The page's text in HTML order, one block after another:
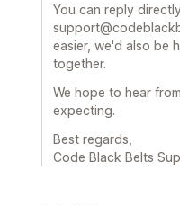
You can reply
easier, we'd also be
together.
We hope to hear
expecting.
Best regards,
Code Black Belts